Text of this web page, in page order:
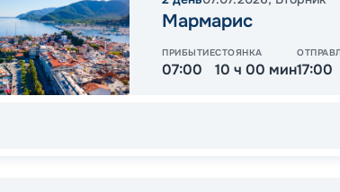
Мармарис
ПРИБЫТИЕ
07:00
СТОЯНКА
10 ч 00 мин17:00